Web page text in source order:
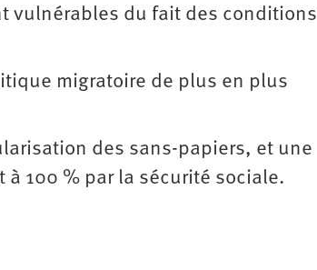
vulnérables du fait des conditions
migratoire de plus en plus
des sans-papiers, et une
à 100 % par la sécurité sociale.